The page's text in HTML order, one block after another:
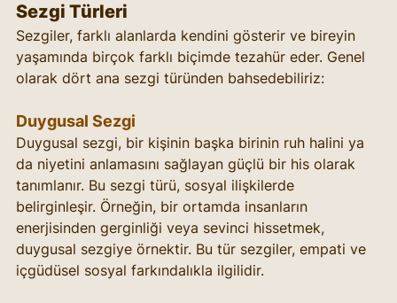
Sezgi Türleri
Sezgiler, farklı alanlarda kendini gösterir ve bireyin
yaşamında birçok farklı biçimde tezahür eder. Genel
olarak dört ana sezgi türünden bahsedebiliriz:
Duygusal Sezgi
Duygusal sezgi, bir kişinin başka birinin ruh halini ya
da niyetini anlamasını sağlayan güçlü bir his olarak
tanımlanır. Bu sezgi türü, sosyal ilişkilerde
belirginleşir. Örneğin, bir ortamda insanların
enerjisinden gerginliği veya sevinci hissetmek,
duygusal sezgiye örnektir. Bu tür sezgiler, empati ve
içgüdüsel sosyal farkındalıkla ilgilidir.